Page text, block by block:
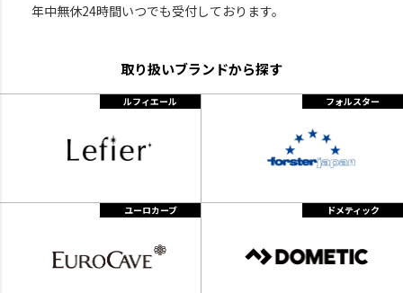
年中無休24時間いつでも受付しております。
取り扱いブランドから探す
ルフィエール フォルスター
ユーロカーブ ドメティック